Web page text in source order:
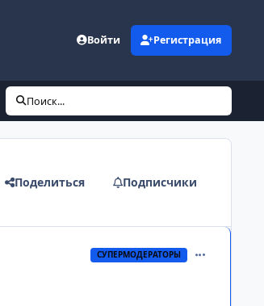
Войти Регистрация
Поиск...
Поделиться Подписчики
СУПЕРМОДЕРАТОРЫ